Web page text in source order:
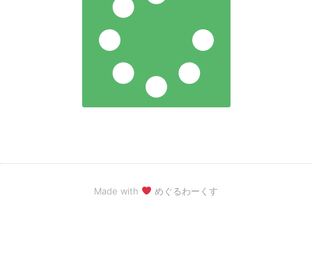
Made with めぐるわーくす